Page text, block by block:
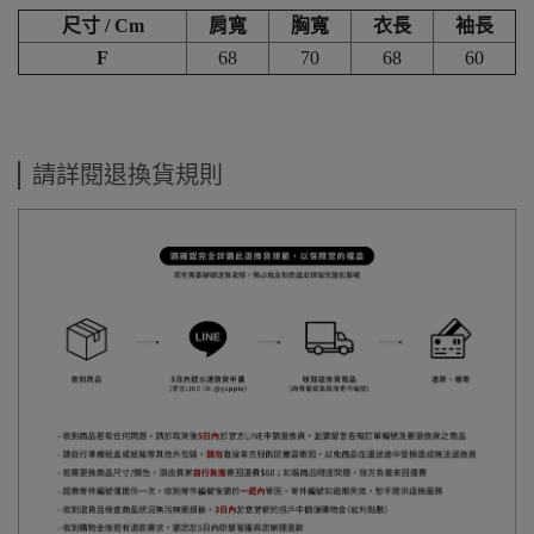
尺寸 / Cm 肩寬 胸寬 衣長
袖長
F
68 70 68 60
請詳閱退換貨規則